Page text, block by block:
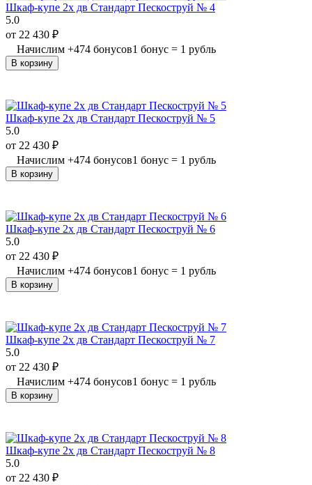
Шкаф-купе 2х дв Стандарт Пескоструй № 4
5.0
от 22 430 ₽
Начислим +474 бонусов1 бонус = 1 рубль
В корзину
Шкаф-купе 2х дв Стандарт Пескоструй № 5
5.0
от 22 430 ₽
Начислим +474 бонусов1 бонус = 1 рубль
В корзину
Шкаф-купе 2х дв Стандарт Пескоструй № 6
5.0
от 22 430 ₽
Начислим +474 бонусов1 бонус = 1 рубль
В корзину
Шкаф-купе 2х дв Стандарт Пескоструй № 7
5.0
от 22 430 ₽
Начислим +474 бонусов1 бонус = 1 рубль
В корзину
Шкаф-купе 2х дв Стандарт Пескоструй № 8
5.0
от 22 430 ₽